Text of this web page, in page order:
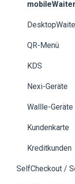
neue
Hardware
EFT
Bestellwesen
Dokumente
TSE
Abschluss
Mediacenter
Kundenkarten
Verwendung
mobileWaiter
QR-Menü
KDS
Nexi-Geräte
Wallle-Geräte
Kundenkarte
Kreditkunden
SelfCheckout /